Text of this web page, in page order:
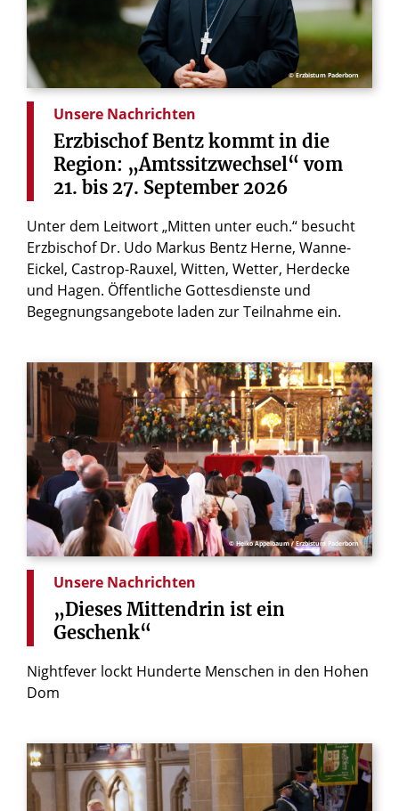
© Erzbistum Paderborn
Unsere Nachrichten
Erzbischof Bentz kommt in die
Region: „Amtssitzwechsel“ vom
21. bis 27. September 2026
Unter dem Leitwort „Mitten unter euch.“ besucht
Erzbischof Dr. Udo Markus Bentz Herne, Wanne-
Eickel, Castrop-Rauxel, Witten, Wetter, Herdecke
und Hagen. Öffentliche Gottesdienste und
Begegnungsangebote laden zur Teilnahme ein.
© Heiko Appelbaum / Erzbistum Paderborn
Unsere Nachrichten
„Dieses Mittendrin ist ein
Geschenk“
Nightfever lockt Hunderte Menschen in den Hohen
Dom